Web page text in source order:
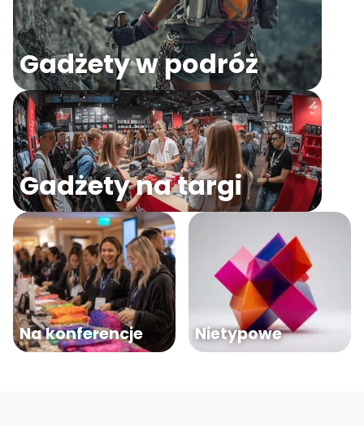
Gadżety w podróż
Gadżety na targi
Na konferencje Nietypowe